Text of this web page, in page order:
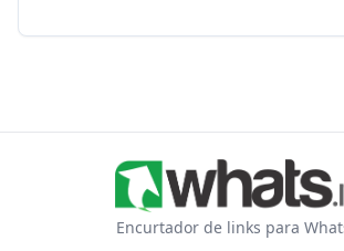
Encurtador de links para